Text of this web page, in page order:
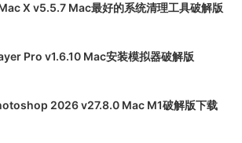
X v5.5.7 Mac最好的系统清理工具破解版
Pro v1.6.10 Mac安装模拟器破解版
2026 v27.8.0 Mac M1破解版下载